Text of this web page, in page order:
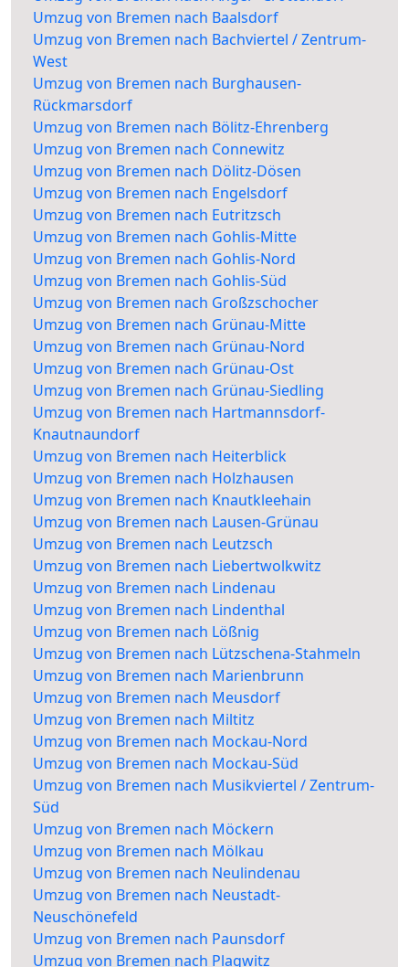
Umzug von Bremen nach Baalsdorf
Umzug von Bremen nach Bachviertel / Zentrum-
West
Umzug von Bremen nach Burghausen-
Rückmarsdorf
Umzug von Bremen nach Bölitz-Ehrenberg
Umzug von Bremen nach Connewitz
Umzug von Bremen nach Dölitz-Dösen
Umzug von Bremen nach Engelsdorf
Umzug von Bremen nach Eutritzsch
Umzug von Bremen nach Gohlis-Mitte
Umzug von Bremen nach Gohlis-Nord
Umzug von Bremen nach Gohlis-Süd
Umzug von Bremen nach Großzschocher
Umzug von Bremen nach Grünau-Mitte
Umzug von Bremen nach Grünau-Nord
Umzug von Bremen nach Grünau-Ost
Umzug von Bremen nach Grünau-Siedling
Umzug von Bremen nach Hartmannsdorf-
Knautnaundorf
Umzug von Bremen nach Heiterblick
Umzug von Bremen nach Holzhausen
Umzug von Bremen nach Knautkleehain
Umzug von Bremen nach Lausen-Grünau
Umzug von Bremen nach Leutzsch
Umzug von Bremen nach Liebertwolkwitz
Umzug von Bremen nach Lindenau
Umzug von Bremen nach Lindenthal
Umzug von Bremen nach Lößnig
Umzug von Bremen nach Lützschena-Stahmeln
Umzug von Bremen nach Marienbrunn
Umzug von Bremen nach Meusdorf
Umzug von Bremen nach Miltitz
Umzug von Bremen nach Mockau-Nord
Umzug von Bremen nach Mockau-Süd
Umzug von Bremen nach Musikviertel / Zentrum-
Süd
Umzug von Bremen nach Möckern
Umzug von Bremen nach Mölkau
Umzug von Bremen nach Neulindenau
Umzug von Bremen nach Neustadt-
Neuschönefeld
Umzug von Bremen nach Paunsdorf
Umzug von Bremen nach Plagwitz